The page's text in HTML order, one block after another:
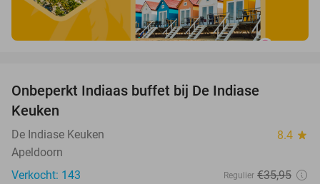
Onbeperkt Indiaas buffet bij De Indiase
Keuken
De Indiase Keuken 8.4 star
Apeldoorn
Verkocht: 143
Regulier €35,95